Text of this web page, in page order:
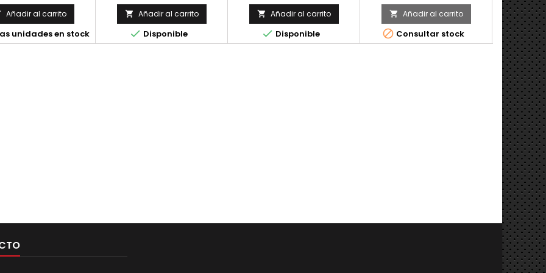
Añadir al carrito
unidades en stock
 Añadir al carrito
 Disponible
 Añadir al carrito
 Disponible
 Añadir al carrito
 Consultar stock

